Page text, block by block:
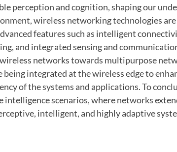
perception and cognition, shaping our
wireless networking technologies
features such as intelligent
and integrated sensing and
networks towards multipurpose
being integrated at the wireless edge to
of the systems and applications. To
intelligence scenarios, where networks
intelligent, and highly adaptive